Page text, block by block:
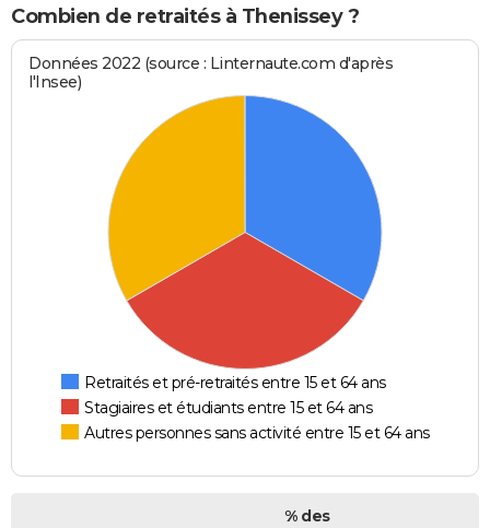
Combien de retraités à Thenissey ?
Données 2022 (source : Linternaute.com d'après
l'Insee)
Retraités et pré-retraités entre 15 et 64 ans
Stagiaires et étudiants entre 15 et 64 ans
Autres personnes sans activité entre 15 et 64 ans
% des